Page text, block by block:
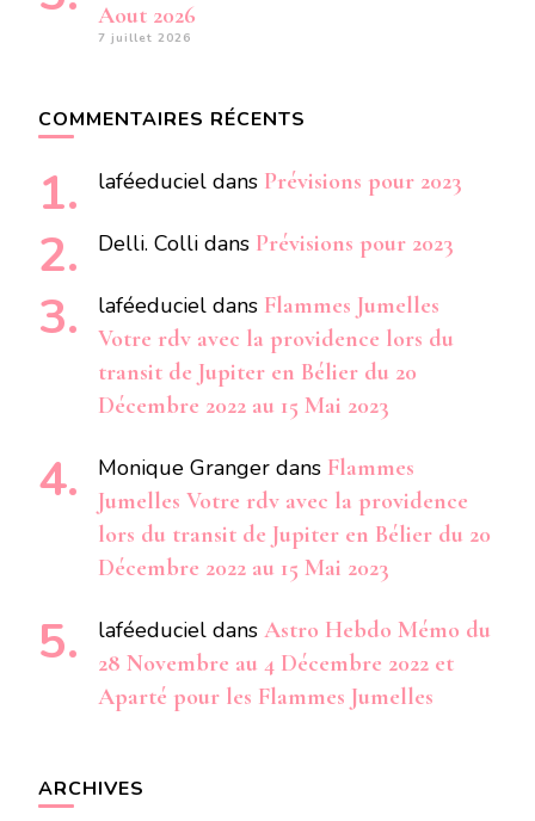
Aout 2026
7 juillet 2026
COMMENTAIRES RÉCENTS
laféeduciel dans Prévisions pour 2023
Delli. Colli dans Prévisions pour 2023
laféeduciel dans Flammes Jumelles
Votre rdv avec la providence lors du
transit de Jupiter en Bélier du 20
Décembre 2022 au 15 Mai 2023
Monique Granger dans Flammes
Jumelles Votre rdv avec la providence
lors du transit de Jupiter en Bélier du 20
Décembre 2022 au 15 Mai 2023
laféeduciel dans Astro Hebdo Mémo du
28 Novembre au 4 Décembre 2022 et
Aparté pour les Flammes Jumelles
ARCHIVES